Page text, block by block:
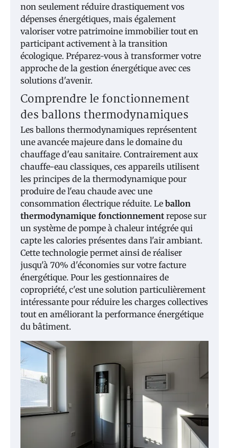
non seulement réduire drastiquement vos
dépenses énergétiques, mais également
valoriser votre patrimoine immobilier tout en
participant activement à la transition
écologique. Préparez-vous à transformer votre
approche de la gestion énergétique avec ces
solutions d'avenir.
Comprendre le fonctionnement
des ballons thermodynamiques
Les ballons thermodynamiques représentent
une avancée majeure dans le domaine du
chauffage d'eau sanitaire. Contrairement aux
chauffe-eau classiques, ces appareils utilisent
les principes de la thermodynamique pour
produire de l'eau chaude avec une
consommation électrique réduite. Le ballon
thermodynamique fonctionnement repose sur
un système de pompe à chaleur intégrée qui
capte les calories présentes dans l'air ambiant.
Cette technologie permet ainsi de réaliser
jusqu'à 70% d'économies sur votre facture
énergétique. Pour les gestionnaires de
copropriété, c'est une solution particulièrement
intéressante pour réduire les charges collectives
tout en améliorant la performance énergétique
du bâtiment.